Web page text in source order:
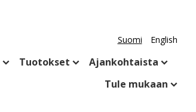
Suomi English
Tuotokset
Ajankohtaista
Tule mukaan